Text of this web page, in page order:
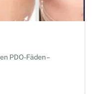
PDO-Fäden –